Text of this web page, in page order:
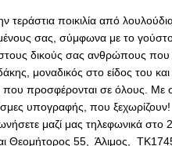
τεράστια ποικιλία από
σας, σύμφωνα με το
δικούς σας ανθρώπους που
μοναδικός στο είδος του
προσφέρονται σε όλους. Με
υπογραφής, που ξεχωρίζουν!
μαζί μας τηλεφωνικά
Θεομήτορος 55, Άλιμος,